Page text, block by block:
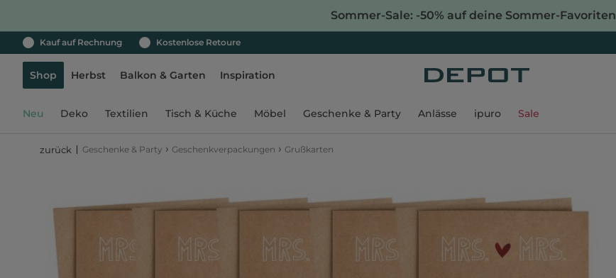
Sommer-Sale: -50% auf deine Sommer-Favoriten
Kauf auf Rechnung Kostenlose Retoure
Shop Herbst Balkon & Garten Inspiration
Neu Deko Textilien Tisch & Küche Möbel Geschenke & Party Anlässe ipuro Sale
zurück Geschenke & Party › Geschenkverpackungen › Grußkarten